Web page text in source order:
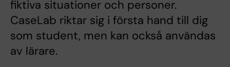
fiktiva situationer och personer.
CaseLab riktar sig i första hand till dig
som student, men kan också användas
av lärare.